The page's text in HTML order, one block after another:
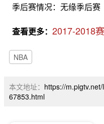
季后赛情况：无缘季后赛
查看更多： 2017-2018
NBA
本文地址： https://
67853.html